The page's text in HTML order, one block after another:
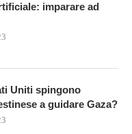
imparare ad
Uniti spingono
a guidare Gaza?